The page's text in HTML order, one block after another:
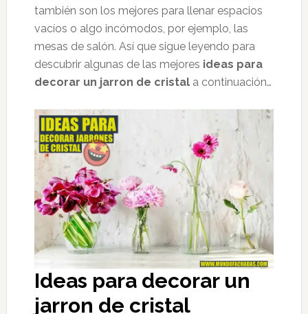
también son los mejores para llenar espacios
vacíos o algo incómodos, por ejemplo, las
mesas de salón. Así que sigue leyendo para
descubrir algunas de las mejores ideas para
decorar un jarron de cristala continuación…
Ideas para decorar un
jarron de cristal